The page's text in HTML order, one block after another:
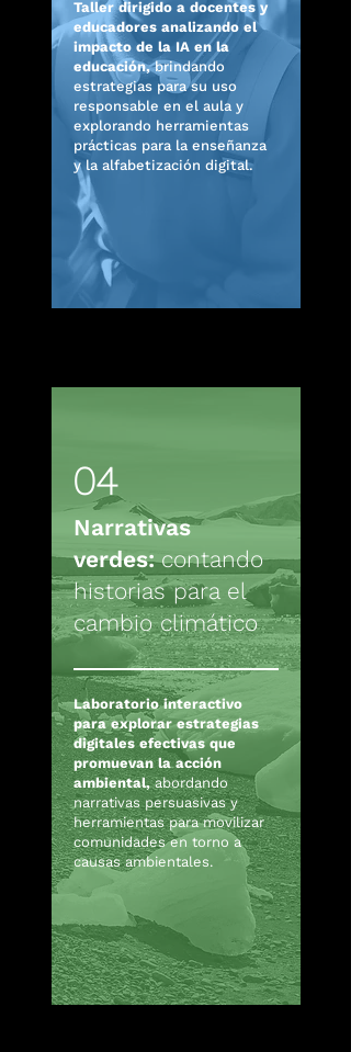
Taller dirigido a docentes y
educadores analizando el
impacto de la IA en la
educación,brindando
estrategias para su uso
responsable en el aula y
explorando herramientas
prácticas para la enseñanza
y la alfabetización digital.
04
Narrativas
verdes:contando
historias para el
cambio climático
Laboratorio interactivo
para explorar estrategias
digitales efectivas que
promuevan la acción
ambiental,abordando
narrativas persuasivas y
herramientas para movilizar
comunidades en torno a
causas ambientales.